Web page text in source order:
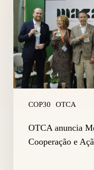
COP30 OTCA
para
Cooperação
Ação
OTCA anuncia
Cooperação e